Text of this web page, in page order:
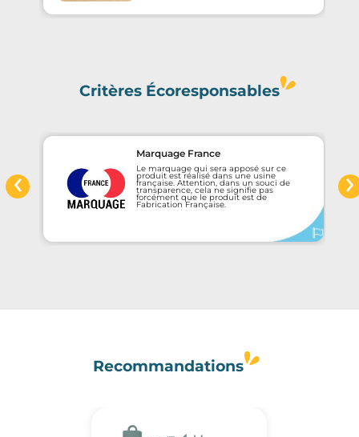
Critères Écoresponsables
Marquage France
Le marquage qui sera apposé sur ce
produit est réalisé dans une usine
française. Attention, dans un souci de
transparence, cela ne signifie pas
forcément que le produit est de
Fabrication Française.
‹ ›
Recommandations